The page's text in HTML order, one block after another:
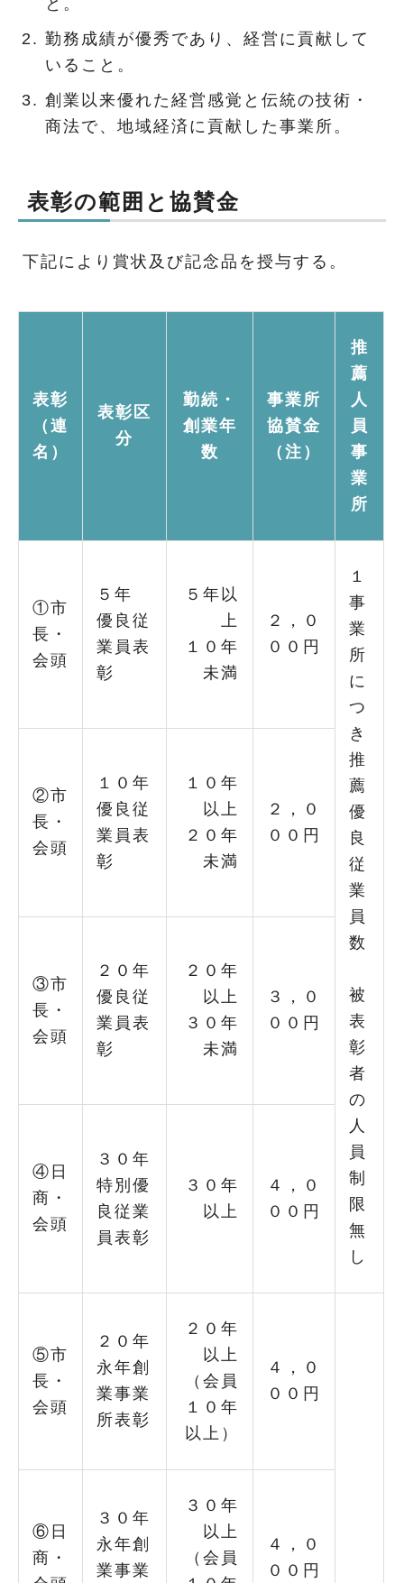
と。
勤務成績が優秀であり、経営に貢献して
いること。
創業以来優れた経営感覚と伝統の技術・
商法で、地域経済に貢献した事業所。
表彰の範囲と協賛金
下記により賞状及び記念品を授与する。
表彰
（連
名）
表彰区
分
勤続・
創業年
数
事業所
協賛金
（注）
推
薦
人
員
事
業
所
①市
長・
会頭
５年
優良従
業員表
彰
５年以
上
１０年
未満
２，０
００円
１
事
業
所
に
つ
き
推
薦
優
良
従
業
員
数
被
表
彰
者
の
人
員
制
限
無
し
②市
長・
会頭
１０年
優良従
業員表
彰
１０年
以上
２０年
未満
２，０
００円
③市
長・
会頭
２０年
優良従
業員表
彰
２０年
以上
３０年
未満
３，０
００円
④日
商・
会頭
３０年
特別優
良従業
員表彰
３０年
以上
４，０
００円
⑤市
長・
会頭
２０年
永年創
業事業
所表彰
２０年
以上
（会員
１０年
以上）
４，０
００円
⑥日
商・
３０年
永年創
業事業
３０年
以上
（会員
４，０
００円